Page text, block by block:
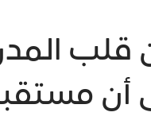
المدن
أن